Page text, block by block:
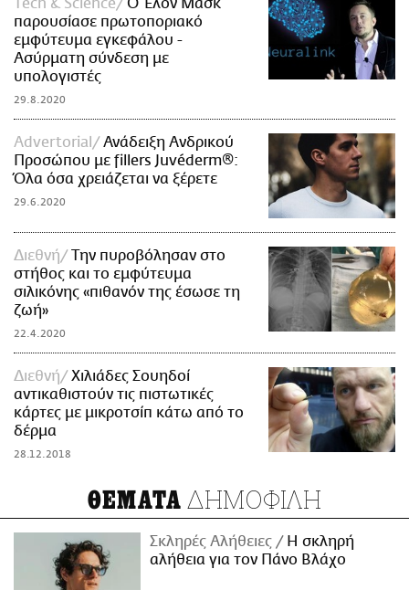
Τech & Science
Ο Έλον Μασκ
παρουσίασε πρωτοποριακό
εμφύτευμα εγκεφάλου -
Ασύρματη σύνδεση με
υπολογιστές
29.8.2020
Advertorial
Ανάδειξη Aνδρικού
Προσώπου με fillers Juvéderm®:
Όλα όσα χρειάζεται να ξέρετε
29.6.2020
Διεθνή
Την πυροβόλησαν στο
στήθος και το εμφύτευμα
σιλικόνης «πιθανόν της έσωσε τη
ζωή»
22.4.2020
Διεθνή
Χιλιάδες Σουηδοί
αντικαθιστούν τις πιστωτικές
κάρτες με μικροτσίπ κάτω από το
δέρμα
28.12.2018
ΘΕΜΑΤΑ ΔΗΜΟΦΙΛΗ
Σκληρές Αλήθειες
H σκληρή
αλήθεια για τον Πάνο Βλάχο